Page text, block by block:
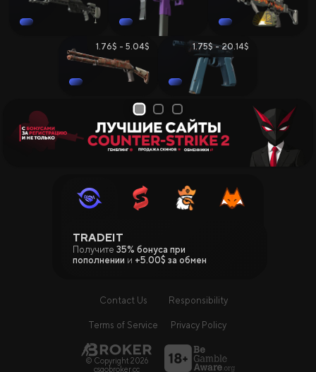
Ежедневный Бонус
Бонус к Продаже
Розыгрыши
1.76$ - 5.04$ 1.75$ - 20.14$
1 2 3
TRADEIT
Получите 35% бонуса при
пополнении и +5.00$ за обмен
© Copyright 2026
csgobroker.cc
Contact Us Responsibility
Terms of Service Privacy Policy